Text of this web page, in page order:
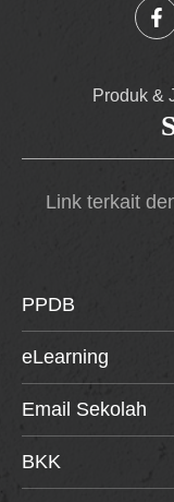
Produk &
Link terkait
PPDB
eLearning
Email Sekolah
BKK